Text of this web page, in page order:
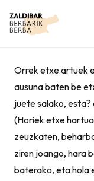
Orrek etxe artuek
ausuna baten be
juete salako,
(Horiek etxe
zeuzkaten,
ziren joango, hara
baterako, eta hola